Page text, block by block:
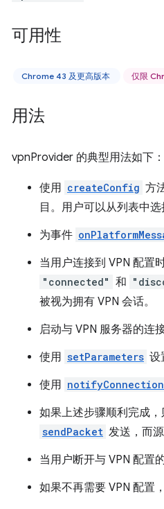
可用性
Chrome 43 及更高版本 仅限
用法
vpnProvider 的典型用法如下：
使用 createConfig 方
目。用户可以从列表中选
为事件
当用户连接到 VPN 配置
"connected" 和
被视为拥有 VPN 会话。
启动与 VPN 服务器的连
使用 setParameters 设
使用
如果上述步骤顺利完成
sendPacket 发送，而
当用户断开与 VPN 配置
如果不再需要 VPN 配置